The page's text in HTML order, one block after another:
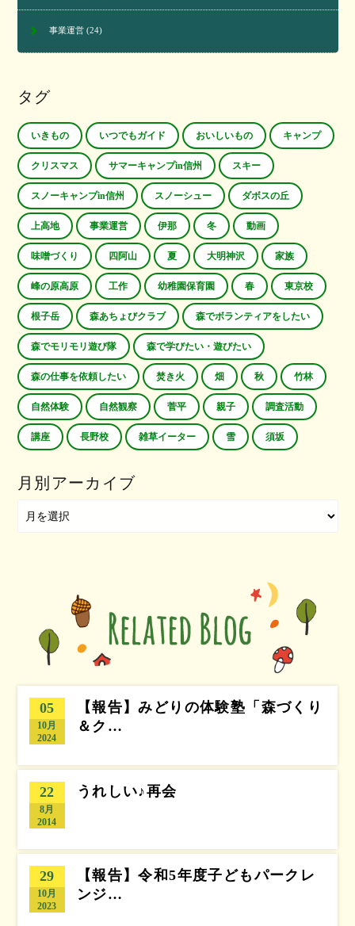
事業運営(24)
タグ
いきもの いつでもガイド おいしいもの キャンプ
クリスマス サマーキャンプin信州 スキー
スノーキャンプin信州 スノーシュー ダボスの丘
上高地 事業運営 伊那 冬 動画
味噌づくり 四阿山 夏 大明神沢 家族
峰の原高原 工作 幼稚園保育園 春 東京校
根子岳 森あちょびクラブ 森でボランティアをしたい
森でモリモリ遊び隊 森で学びたい・遊びたい
森の仕事を依頼したい 焚き火 畑 秋 竹林
自然体験 自然観察 菅平 親子 調査活動
講座 長野校 雑草イーター 雪 須坂
月別アーカイブ
05
10月
2024
【報告】みどりの体験塾「森づくり
＆ク…
22
8月
2014
うれしい♪再会
29
10月
2023
【報告】令和5年度子どもパークレ
ンジ…